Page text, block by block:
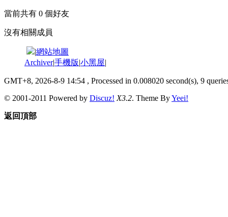
當前共有 0 個好友
沒有相關成員
|網站地圖
Archiver|手機版|小黑屋|
GMT+8, 2026-8-9 14:54 , Processed in 0.008020 second(s), 9
© 2001-2011 Powered by Discuz! X3.2. Theme ByYeei!
返回頂部